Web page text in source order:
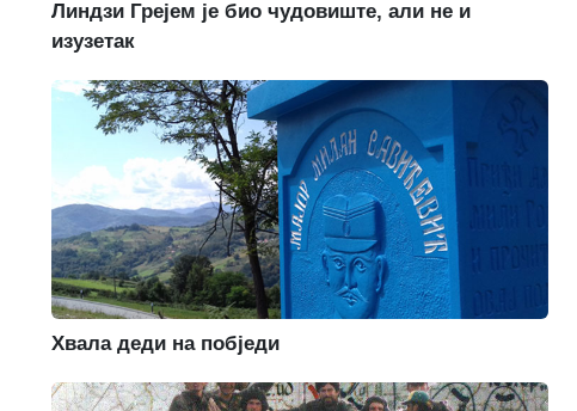
Линдзи Грејем је био чудовиште, али не и
изузетак
Хвала деди на побједи